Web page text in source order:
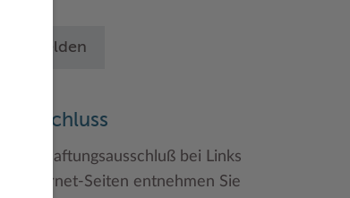
anmelden
zum Haftungsausschluß bei Links
Internet-Seiten entnehmen Sie